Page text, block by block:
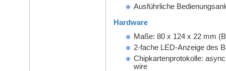
Ausführliche
Hardware
Maße: 80 x 124 x 22 mm
2-fache LED-Anzeige des
Chipkartenprotokolle:
wire